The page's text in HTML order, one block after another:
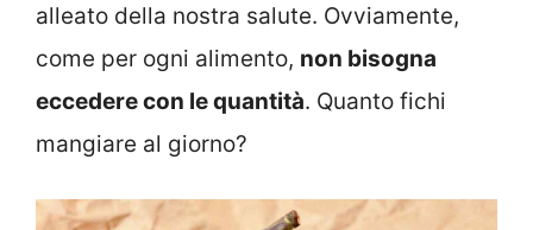
alleato della nostra salute. Ovviamente,
come per ogni alimento, non bisogna
eccedere con le quantità. Quanto fichi
mangiare al giorno?